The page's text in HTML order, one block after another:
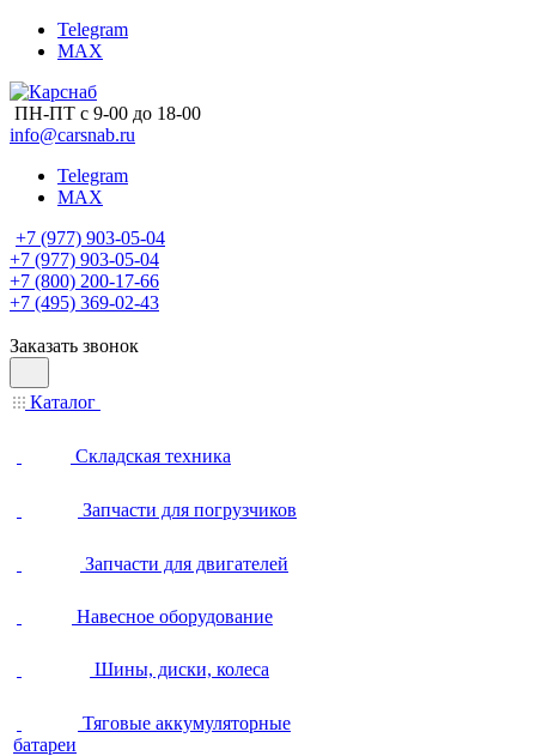
Telegram
MAX
ПН-ПТ с 9-00 до 18-00
info@carsnab.ru
Telegram
MAX
+7 (977) 903-05-04
+7 (977) 903-05-04
+7 (800) 200-17-66
+7 (495) 369-02-43
Заказать звонок
Каталог
Складская техника
Запчасти для погрузчиков
Запчасти для двигателей
Навесное оборудование
Шины, диски, колеса
Тяговые аккумуляторные
батареи